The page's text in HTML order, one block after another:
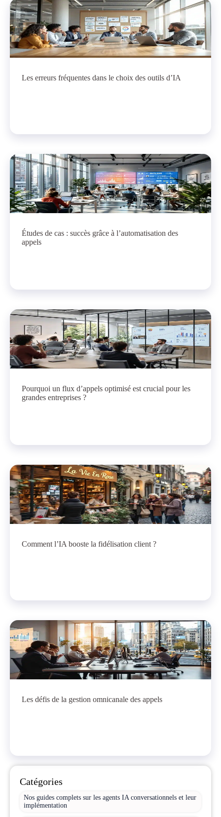
Les erreurs fréquentes dans le choix des outils d’IA
Études de cas : succès grâce à l’automatisation des
appels
Pourquoi un flux d’appels optimisé est crucial pour les
grandes entreprises ?
Comment l’IA booste la fidélisation client ?
Les défis de la gestion omnicanale des appels
Catégories
Nos guides complets sur les agents IA conversationnels et leur
implémentation